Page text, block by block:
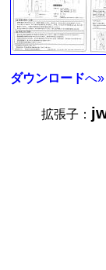
ダウンロードへ»
拡張子：